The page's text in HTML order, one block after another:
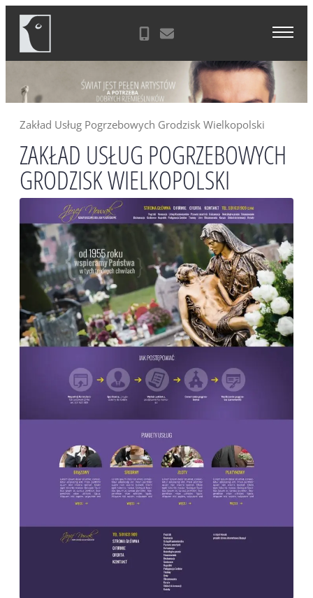
Skip
content
Agencja Reklamowa Zielona Góra
Zakład Usług Pogrzebowych Grodzisk Wielkopolski
ZAKŁAD USŁUG POGRZEBOWYCH
GRODZISK WIELKOPOLSKI